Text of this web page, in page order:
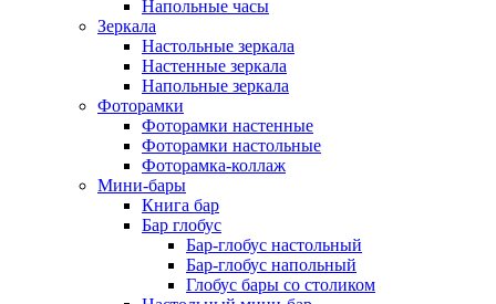
Напольные часы
Зеркала
Настольные зеркала
Настенные зеркала
Напольные зеркала
Фоторамки
Фоторамки настенные
Фоторамки настольные
Фоторамка-коллаж
Мини-бары
Книга бар
Бар глобус
Бар-глобус настольный
Бар-глобус напольный
Глобус бары со столиком